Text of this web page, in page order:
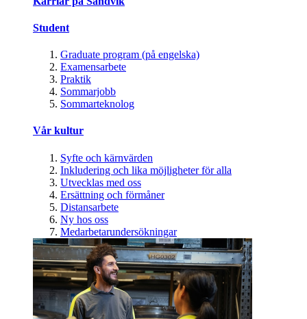
Student
Graduate program (på engelska)
Examensarbete
Praktik
Sommarjobb
Sommarteknolog
Vår kultur
Syfte och kärnvärden
Inkludering och lika möjligheter för alla
Utvecklas med oss
Ersättning och förmåner
Distansarbete
Ny hos oss
Medarbetarundersökningar